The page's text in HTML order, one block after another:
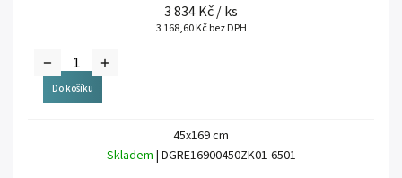
3 834 Kč/ ks
3 168,60 Kč bez DPH
Do košíku
45x169 cm
Skladem | DGRE16900450ZK01-6501